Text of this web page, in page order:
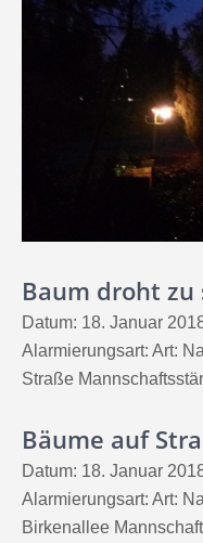
Baum droht zu
Datum: 18. Januar
Alarmierungsart: Art:
Straße
Bäume auf
Datum: 18. Januar
Alarmierungsart: Art:
Birkenallee